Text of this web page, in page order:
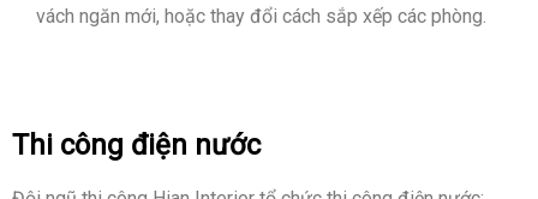
vách ngăn mới, hoặc thay đổi cách sắp xếp các phòng.
Thi công điện nước